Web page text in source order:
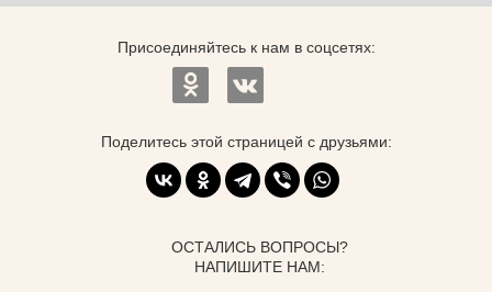
Поделитесь этой страницей с друзьями:
ОСТАЛИСЬ ВОПРОСЫ?
НАПИШИТЕ НАМ:
Присоединяйтесь к нам в соцсетях: